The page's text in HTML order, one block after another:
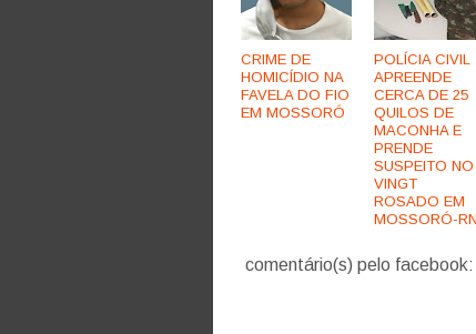
CRIME DE
HOMICÍDIO NA
FAVELA DO FIO
EM MOSSORÓ
POLÍCIA CIVIL
APREENDE
CERCA DE 25
QUILOS DE
MACONHA E
PRENDE
SUSPEITO NO
VINGT
ROSADO EM
MOSSORÓ-RN
comentário(s) pelo facebook: